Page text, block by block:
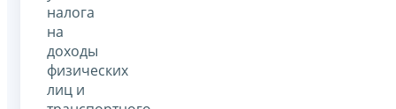
налога
на
доходы
физических
лиц и